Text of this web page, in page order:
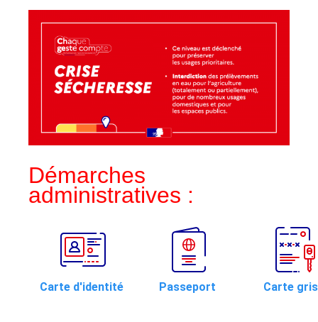
Démarches
administratives :
Carte d'identité Passeport Carte